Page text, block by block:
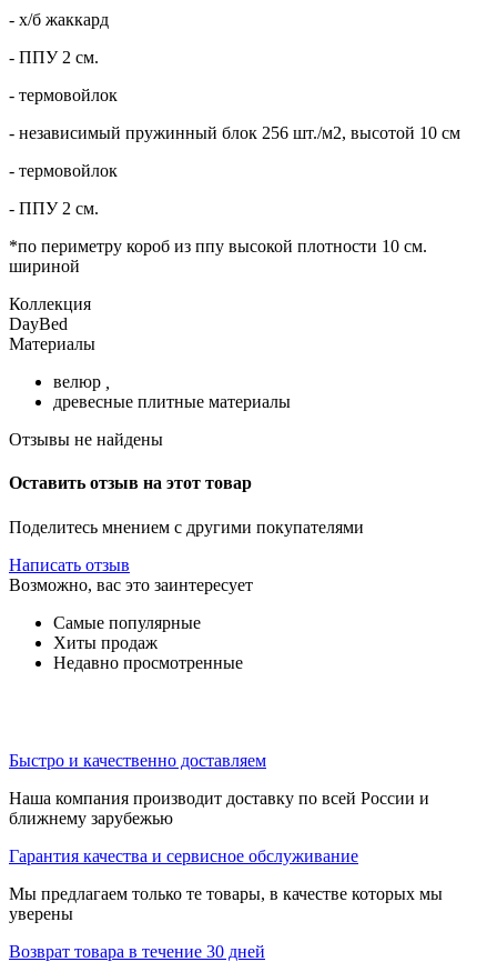
- х/б жаккард
- ППУ 2 см.
- термовойлок
- независимый пружинный блок 256 шт./м2, высотой 10 см
- термовойлок
- ППУ 2 см.
*по периметру короб из ппу высокой плотности 10 см.
шириной
Коллекция
DayBed
Материалы
велюр
древесные плитные материалы
Отзывы не найдены
Оставить отзыв на этот товар
Поделитесь мнением с другими покупателями
Написать отзыв
Возможно, вас это заинтересует
Самые популярные
Хиты продаж
Недавно просмотренные
Быстро и качественно доставляем
Наша компания производит доставку по всей России и
ближнему зарубежью
Гарантия качества и сервисное обслуживание
Мы предлагаем только те товары, в качестве которых мы
уверены
Возврат товара в течение 30 дней